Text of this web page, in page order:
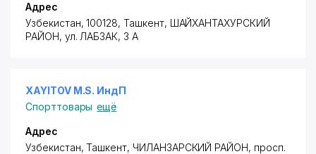
Адрес
Узбекистан, 100128, Ташкент, ШАЙХАНТАХУРСКИЙ
РАЙОН, ул. ЛАБЗАК, 3 А
XAYITOV M.S. ИндП
Спорттовары ещё
Адрес
Узбекистан, Ташкент, ЧИЛАНЗАРСКИЙ РАЙОН, просп.